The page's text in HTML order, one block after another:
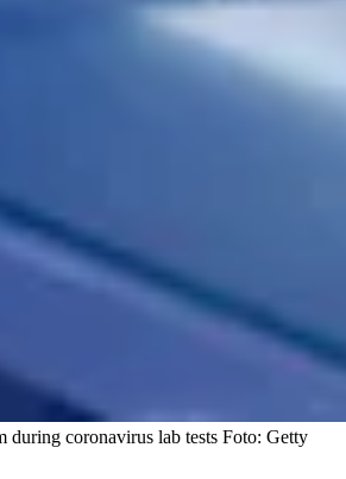
during coronavirus lab tests Foto: Getty